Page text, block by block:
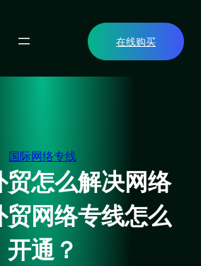
在线购买
国际网络专线
贸怎么解决网络
贸网络专线怎么
开通？